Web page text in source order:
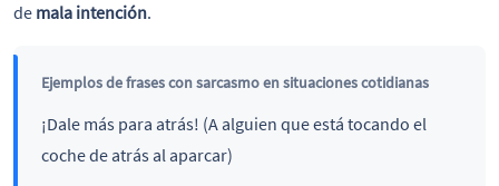
de mala intención.
Ejemplos de frases con sarcasmo en situaciones cotidianas
¡Dale más para atrás! (A alguien que está tocando el
coche de atrás al aparcar)